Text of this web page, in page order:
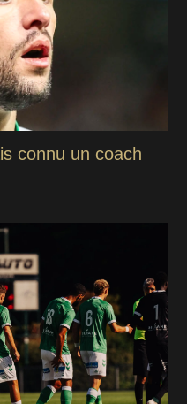
connu un coach